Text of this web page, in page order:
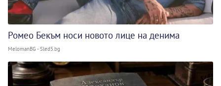
Ромео Бекъм носи новото лице на денима
MelomanBG - Sled5.bg